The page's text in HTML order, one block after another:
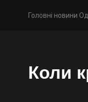
Головні новини
Коли